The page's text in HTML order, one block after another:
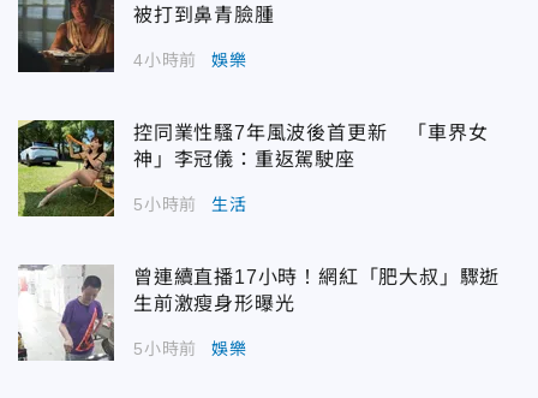
被打到鼻青臉腫
4小時前 娛樂
控同業性騷7年風波後首更新 「車界女
神」李冠儀：重返駕駛座
5小時前 生活
曾連續直播17小時！網紅「肥大叔」驟逝
生前激瘦身形曝光
5小時前 娛樂